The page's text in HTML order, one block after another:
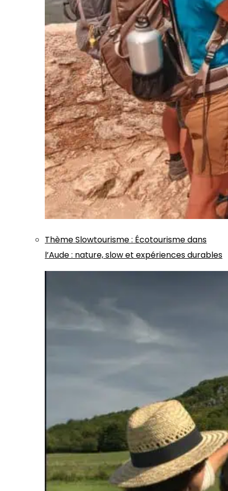
ThèmeSlowtourisme: Écotourisme dans
l’Aude : nature, slow et expériences durables